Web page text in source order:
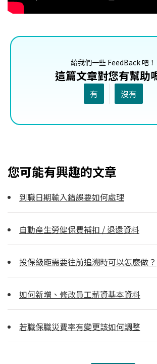
給我們一些 FeedBack 吧！
這篇文章對您有幫助
有 沒有
您可能有興趣的文章
到職日期輸入錯誤要如何處理
自動產生勞健保費補扣 / 退還資料
投保級距需要往前追溯時可以怎麼做？
如何新增、修改員工薪資基本資料
若職保職災費率有變更該如何調整